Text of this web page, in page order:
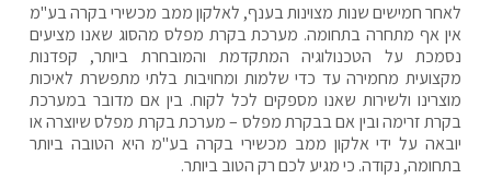
לאחר חמישים שנות מצוינות בענף, לאלקון ממב מכשירי בקרה בע"מ
אין אף מתחרה בתחומה. מערכת בקרת מפלס מהסוג שאנו מציעים
נסמכת על הטכנולוגיה המתקדמת והמובחרת ביותר, קפדנות
מקצועית מחמירה עד כדי שלמות ומחויבות בלתי מתפשרת לאיכות
מוצרינו ולשירות שאנו מספקים לכל לקוח. בין אם מדובר במערכת
בקרת זרימה ובין אם בבקרת מפלס – מערכת בקרת מפלס שיוצרה או
יובאה על ידי אלקון ממב מכשירי בקרה בע"מ היא הטובה ביותר
בתחומה, נקודה. כי מגיע לכם רק הטוב ביותר.